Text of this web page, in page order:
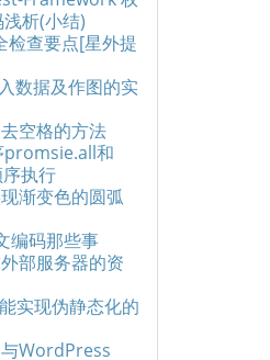
析(小结)
检查要点[星外提
数据及作图的实
空格的方法
promsie.all和
执行
渐变色的圆弧
编码那些事
部服务器的资
实现伪静态化的
WordPress